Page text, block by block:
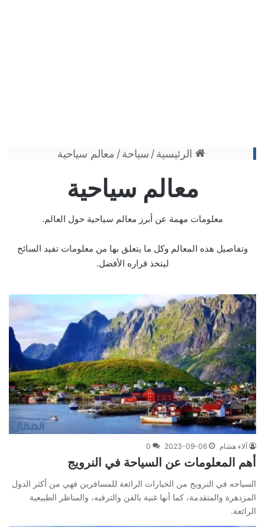
الرئيسية / سياحة / معالم سياحية
معالم سياحية
معلومات مهمة عن أبرز معالم سياحية حول العالم.
وتفاصيل هذه المعالم وكل ما يتعلق بها من معلومات تفيد السائح
ليتخذ قراره الأفضل.
آلاء هشام 2023-09-06
0
أهم المعلومات عن السياحة في النرويج
السياحه في النرويج من الخيارات الرائعة للمسافرين فهي من أكثر الدول
المزدهرة والمتقدمة، كما أنها غنية بالفن والترفيه، والمناظر الطبيعية
الرائعة.